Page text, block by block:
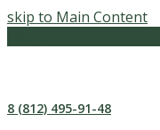
skip to Main Content
8 (812) 495-91-48